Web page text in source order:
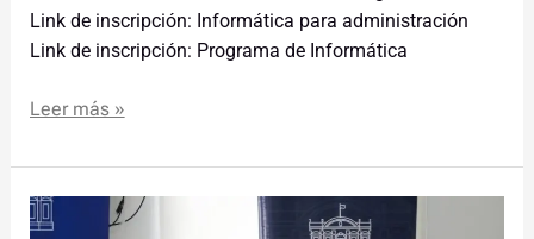
Link de inscripción: Informática para administración
Link de inscripción: Programa de Informática
Leer más »
Lanzamiento